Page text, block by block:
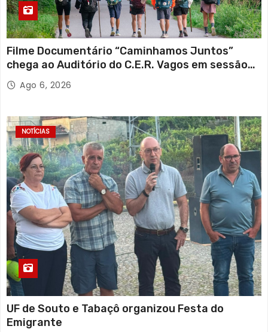
Filme Documentário “Caminhamos Juntos”
chega ao Auditório do C.E.R. Vagos em sessão
solidária
Ago 6, 2026
NOTÍCIAS
UF de Souto e Tabaçô organizou Festa do
Emigrante